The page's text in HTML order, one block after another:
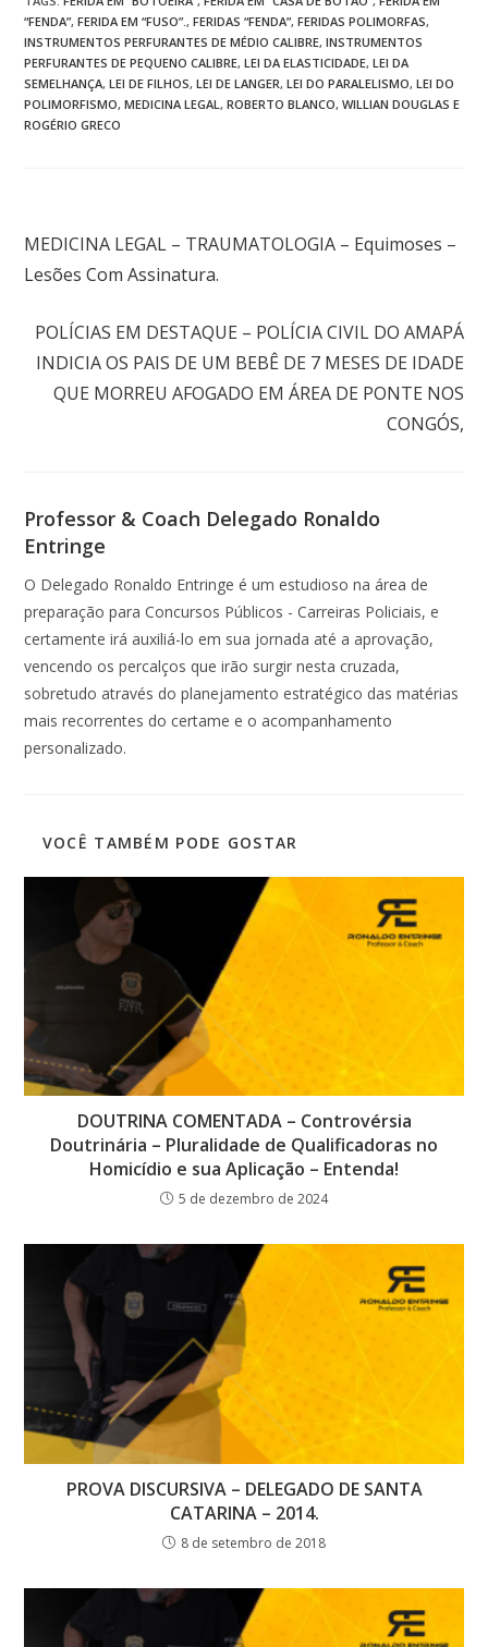
“FENDA”, FERIDA EM “FUSO”. , FERIDAS “FENDA”, FERIDAS POLIMORFAS,
INSTRUMENTOS PERFURANTES DE MÉDIO CALIBRE, INSTRUMENTOS
PERFURANTES DE PEQUENO CALIBRE, LEI DA ELASTICIDADE, LEI DA
SEMELHANÇA, LEI DE FILHOS, LEI DE LANGER, LEI DO PARALELISMO, LEI DO
POLIMORFISMO, MEDICINA LEGAL , ROBERTO BLANCO, WILLIAN DOUGLAS E
ROGÉRIO GRECO
MEDICINA LEGAL – TRAUMATOLOGIA – Equimoses –
Lesões Com Assinatura.
POLÍCIAS EM DESTAQUE – POLÍCIA CIVIL DO AMAPÁ
INDICIA OS PAIS DE UM BEBÊ DE 7 MESES DE IDADE
QUE MORREU AFOGADO EM ÁREA DE PONTE NOS
CONGÓS,
Professor & Coach Delegado Ronaldo
Entringe
O Delegado Ronaldo Entringe é um estudioso na área de
preparação para Concursos Públicos - Carreiras Policiais, e
certamente irá auxiliá-lo em sua jornada até a aprovação,
vencendo os percalços que irão surgir nesta cruzada,
sobretudo através do planejamento estratégico das matérias
mais recorrentes do certame e o acompanhamento
personalizado.
VOCÊ TAMBÉM PODE GOSTAR
DOUTRINA COMENTADA – Controvérsia
Doutrinária – Pluralidade de Qualificadoras no
Homicídio e sua Aplicação – Entenda!
5 de dezembro de 2024
PROVA DISCURSIVA – DELEGADO DE SANTA
CATARINA – 2014.
8 de setembro de 2018